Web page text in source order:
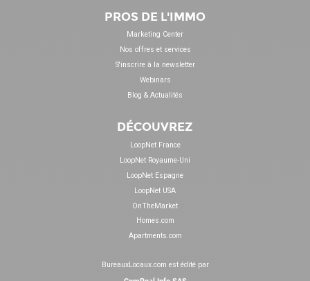
PROS DE L'IMMO
Marketing Center
Nos offres et services
S'inscrire à la newsletter
Webinars
Blog & Actualités
DÉCOUVREZ
LoopNet France
LoopNet Royaume-Uni
LoopNet Espagne
LoopNet USA
OnTheMarket
Homes.com
Apartments.com
BureauxLocaux.com est édité par